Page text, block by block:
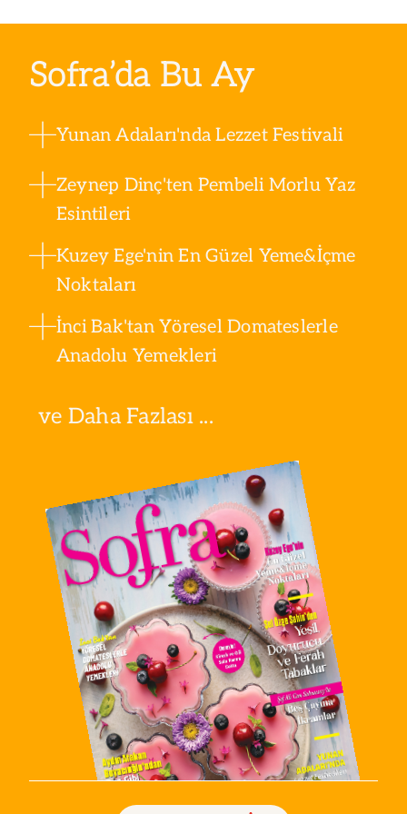
Sofra’da Bu Ay
Yunan Adaları'nda Lezzet Festivali
Zeynep Dinç'ten Pembeli Morlu Yaz
Esintileri
Kuzey Ege'nin En Güzel Yeme&İçme
Noktaları
İnci Bak'tan Yöresel Domateslerle
Anadolu Yemekleri
ve Daha Fazlası ...